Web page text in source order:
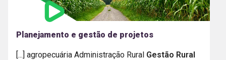
Planejamento e gestão de projetos
[...] agropecuária Administração Rural Gestão Rural